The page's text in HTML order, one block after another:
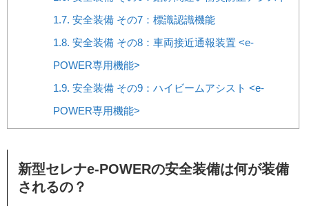
1.7. 安全装備 その7：標識認識機能
1.8. 安全装備 その8：車両接近通報装置 <e-
POWER専用機能>
1.9. 安全装備 その9：ハイビームアシスト <e-
POWER専用機能>
新型セレナe-POWERの安全装備は何が装備
されるの？